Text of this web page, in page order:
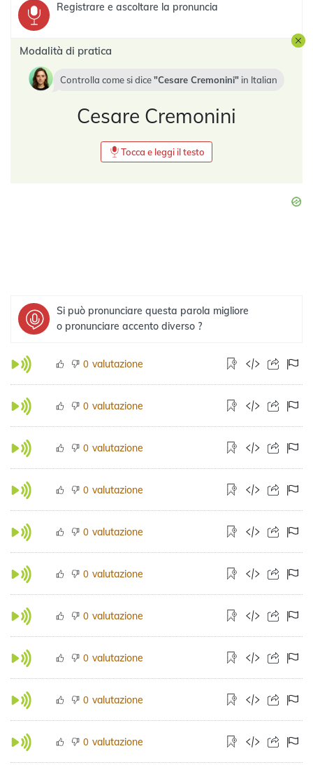
Registrare e ascoltare la pronuncia
Modalità di pratica
Controlla come si dice Cesare Cremonini in Italian
Cesare Cremonini
Tocca e leggi il testo
Si può pronunciare questa parola migliore
o pronunciare accento diverso ?
0 valutazione
0 valutazione
0 valutazione
0 valutazione
0 valutazione
0 valutazione
0 valutazione
0 valutazione
0 valutazione
0 valutazione